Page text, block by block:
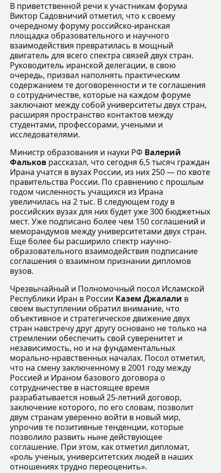
В приветственной речи к участникам форума
Виктор Садовничий отметил, что к своему
очередному форуму российско-иранская
площадка образовательного и научного
взаимодействия превратилась в мощный
двигатель для всего спектра связей двух стран.
Руководитель иранской делегации, в свою
очередь, призвал наполнять практическим
содержанием те договоренности и те соглашения
о сотрудничестве, которые на каждом форуме
заключают между собой университеты двух стран,
расширяя пространство контактов между
студентами, профессорами, учеными и
исследователями.
Министр образования и науки РФ Валерий
Фальков рассказал, что сегодня 6,5 тысяч граждан
Ирана учатся в вузах России, из них 250 — по квоте
правительства России. По сравнению с прошлым
годом численность учащихся из Ирана
увеличилась на 2 тыс. В следующем году в
российских вузах для них будет уже 300 бюджетных
мест. Уже подписано более чем 150 соглашений и
меморандумов между университетами двух стран.
Еще более бы расширило спектр научно-
образовательного взаимодействия подписание
соглашения о взаимном признании дипломов
вузов.
Чрезвычайный и Полномочный посол Исламской
Республики Иран в России Казем Джалали в
своем выступлении обратил внимание, что
объективное и стратегическое движение двух
стран навстречу друг другу основано не только на
стремлении обеспечить свой суверенитет и
независимость, но и на фундаментальных
морально-нравственных началах. Посол отметил,
что на смену заключенному в 2001 году между
Россией и Ираном базового договора о
сотрудничестве в настоящее время
разрабатывается новый 25-летний договор,
заключение которого, по его словам, позволит
двум странам уверенно войти в новый мир,
упрочив те позитивные тенденции, которые
позволило развить ныне действующее
соглашение. При этом, как отметил дипломат,
«роль ученых, университетских людей в наших
отношениях трудно переоценить».